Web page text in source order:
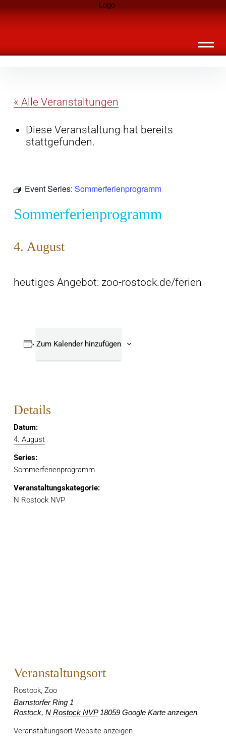
überspringen
Landknirpse – Die Zeitschrift für Leute
« Alle Veranstaltungen
Diese Veranstaltung hat bereits
stattgefunden.
Event Series: Sommerferienprogramm
Sommerferienprogramm
4. August
heutiges Angebot: zoo-rostock.de/ferien
Zum Kalender hinzufügen
Details
Datum:
4. August
Series:
Sommerferienprogramm
Veranstaltungskategorie:
N Rostock NVP
Veranstaltungsort
Rostock, Zoo
Barnstorfer Ring 1
Rostock, N Rostock NVP 18059 Google Karte anzeigen
Veranstaltungsort-Website anzeigen